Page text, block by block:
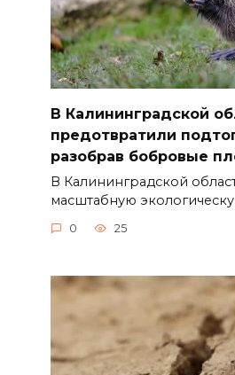
В Калининградской
предотвратили
разобрав бобровые
В Калининградской
масштабную
0 25